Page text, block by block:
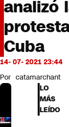
Bits
CNN tiempo
Futuro 360
Opinión
analizó
Cuba
14- 07- 2021 23:44
Por catamarchant
LO
MÁS
LEÍDO